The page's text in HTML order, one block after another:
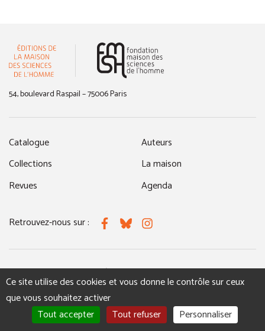
54, boulevard Raspail – 75006 Paris
Catalogue
Collections
Revues
Auteurs
La maison
Agenda
Retrouvez-nous sur : FacebookBlueskyInstagram
Ce site utilise des cookies et vous donne le contrôle sur ceux
que vous souhaitez activer
Tout accepter
Tout refuser Personnaliser